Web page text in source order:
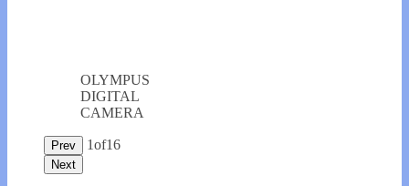
OLYMPUS
DIGITAL
CAMERA
Prev 1of16
Next